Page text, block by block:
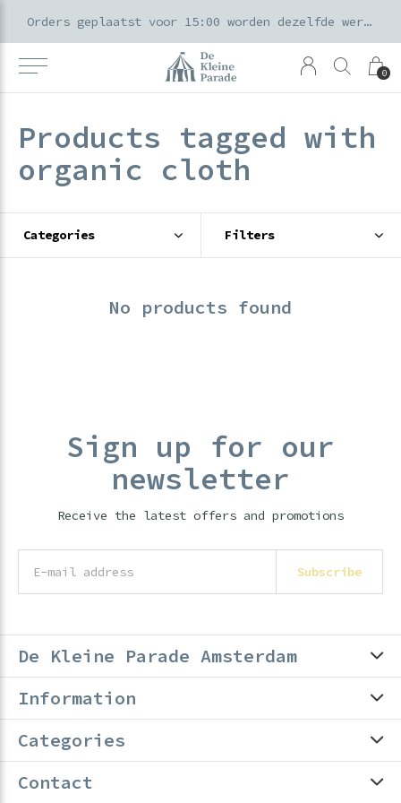
0
Orders geplaatst voor 15:00 worden dezelfde werkdag verzonden
Products tagged with
organic cloth
Categories Filters
No products found
Sign up for our
newsletter
Receive the latest offers and promotions
Subscribe
De Kleine Parade Amsterdam
Information
Categories
Contact